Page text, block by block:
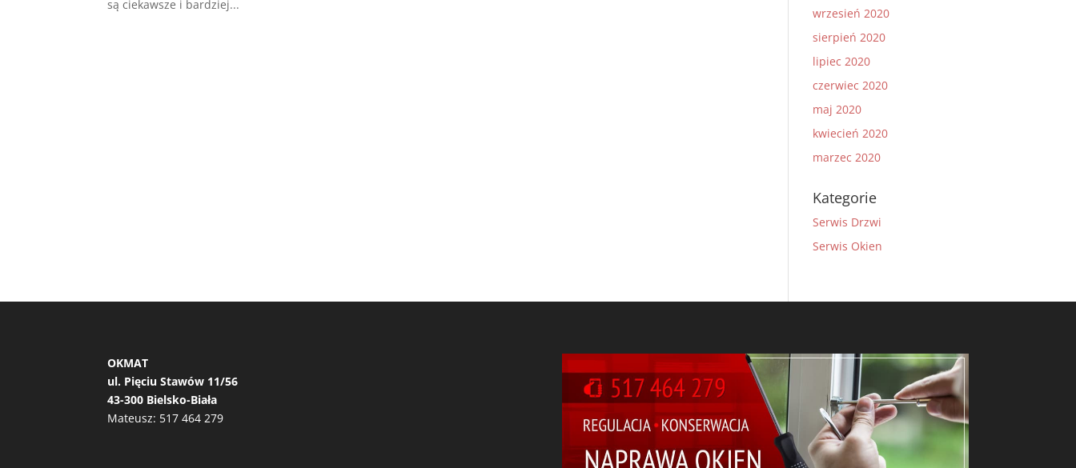
są ciekawsze i bardziej...
wrzesień 2020
sierpień 2020
lipiec 2020
czerwiec 2020
maj 2020
kwiecień 2020
marzec 2020
Kategorie
Serwis Drzwi
Serwis Okien
OKMAT
ul. Pięciu Stawów 11/56
43-300 Bielsko-Biała
Mateusz: 517 464 279